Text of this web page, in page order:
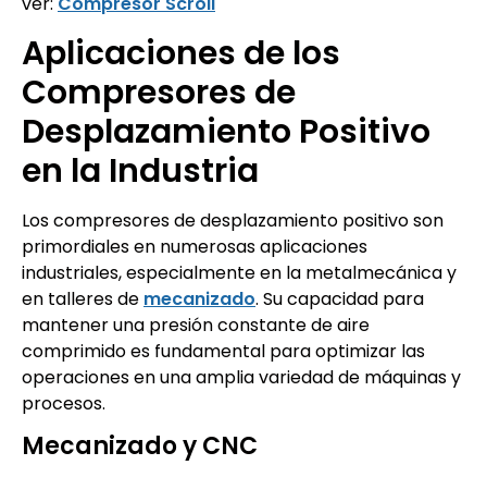
Aplicaciones de los
Compresores de
Desplazamiento Positivo
en la Industria
Los compresores de desplazamiento positivo son
primordiales en numerosas aplicaciones
industriales, especialmente en la metalmecánica y
en talleres de mecanizado. Su capacidad para
mantener una presión constante de aire
comprimido es fundamental para optimizar las
operaciones en una amplia variedad de máquinas y
procesos.
Mecanizado y CNC